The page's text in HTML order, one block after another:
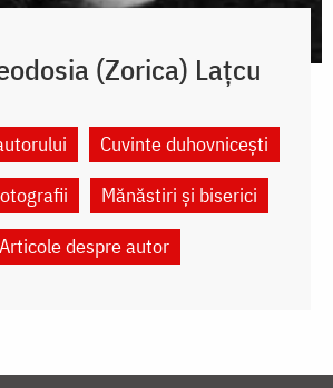
(Zorica) Lațcu
Cuvinte duhovnicești
Mănăstiri și biserici
Articole despre autor